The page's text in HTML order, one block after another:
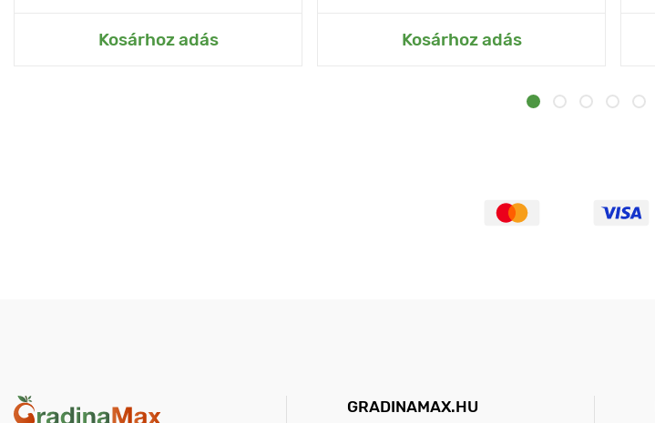
Kosárhoz adás Kosárhoz adás
GRADINAMAX.HU